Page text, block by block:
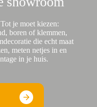
je moet kiezen:
boren of klemmen,
die echt maat
meten netjes in en
in je huis.